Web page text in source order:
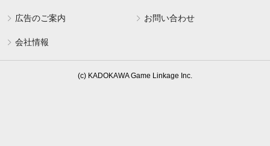
広告のご案内 お問い合わせ
会社情報
(c) KADOKAWA Game Linkage Inc.